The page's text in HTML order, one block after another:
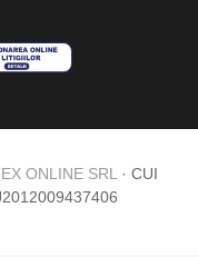
ONLINE SRL · CUI